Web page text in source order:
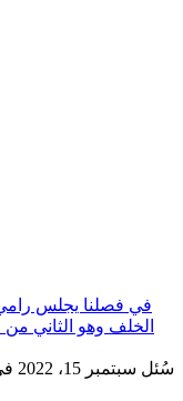
في فصلنا يجلس
الخلف وهو الثاني
سُئل سبتمبر 15، 2022